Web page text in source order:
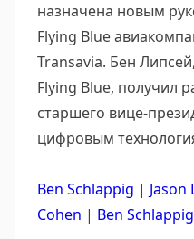
назначена новым
Flying Blue
Transavia. Бен
Flying Blue, получил
старшего вице-
цифровым
Ben Schlappig | Jason
Cohen | Ben Schlappig